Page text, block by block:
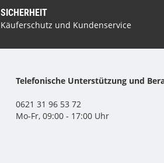
SICHERHEIT
Käuferschutz und Kundenservice
Telefonische Unterstützung und
0621 31 96 53 72
Mo-Fr, 09:00 - 17:00 Uhr